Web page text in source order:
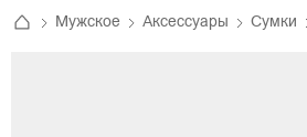
Мужское Аксессуары Сумки